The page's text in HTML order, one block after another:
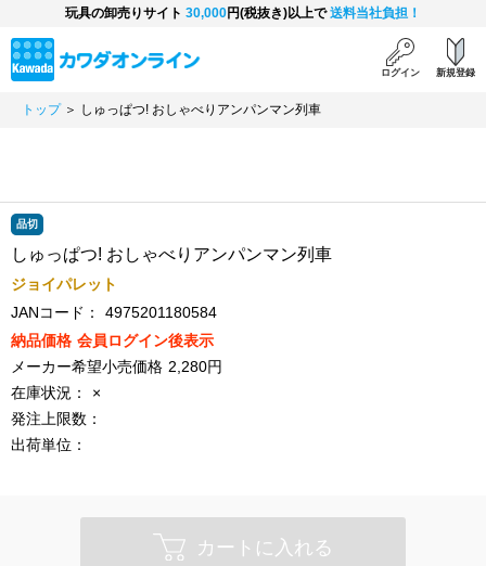
玩具の卸売りサイト 30,000円(税抜き)以上で送料当社負担！
ログイン 新規登録
トップ＞ しゅっぱつ! おしゃべりアンパンマン列車
品切
しゅっぱつ! おしゃべりアンパンマン列車
ジョイパレット
JANコード：
4975201180584
納品価格 会員ログイン後表示
メーカー希望小売価格 2,280円
在庫状況：
×
発注上限数：
出荷単位：
カートに入れる